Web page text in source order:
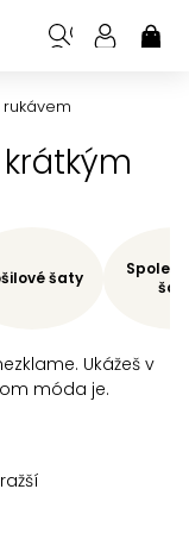
Ukážeš v
móda je.
šaty